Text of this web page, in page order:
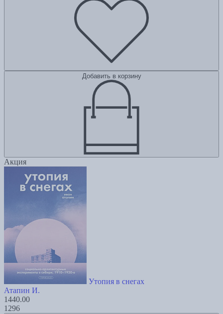
Добавить в корзину
Акция
Утопия в снегах
Атапин И.
1440.00
1296